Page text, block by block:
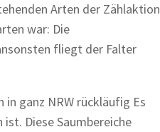
Arten der Zählaktion
war: Die
fliegt der Falter
ganz NRW rückläufig Es
Diese Saumbereiche